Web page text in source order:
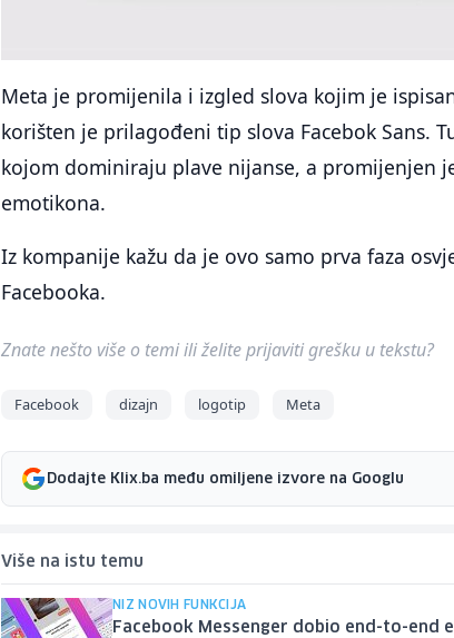
Meta je promijenila i izgled slova kojim je
korišten je prilagođeni tip slova Facebok Sans.
kojom dominiraju plave nijanse, a promijenjen
emotikona.
Iz kompanije kažu da je ovo samo prva faza
Facebooka.
Znate nešto više o temi ili želite prijaviti grešku u tekstu?
Facebook dizajn logotip Meta
Dodajte Klix.ba među omiljene izvore na Googlu
Više na istu temu
NIZ NOVIH FUNKCIJA
Facebook Messenger dobio end-to-end